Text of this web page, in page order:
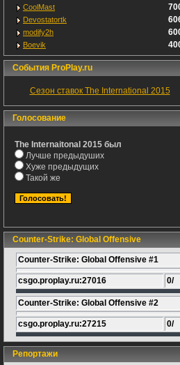
CoolMast
Devostatortk
modify2h
Boevik
События ProPlay.ru
Сезон ставок The International 2015
Голосование
The Internaitonal 2015 был
Лучше предыдуших
Хуже предыдущих
Такой же
Counter-Strike: Global Offensive
Counter-Strike: Global Offensive #1
csgo.proplay.ru:27016 0/
Counter-Strike: Global Offensive #2
csgo.proplay.ru:27215 0/
Репортажи